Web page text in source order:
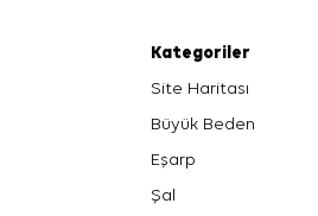
Kategoriler
Site Haritası
Büyük Beden
Eşarp
Şal